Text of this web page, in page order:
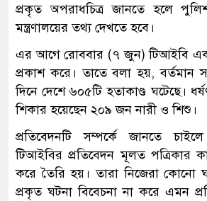
প্রকৃত অপরাধচিত্র জানতে হলে পুলিশ
মন্ত্রণালয়ের তথ্য দেখতে হবে।
এর আগে রোববার (৭ জুন) টিআইবি এক
প্রকাশ করে। তাতে বলা হয়, বর্তমান
দিনে দেশে ৬০৫টি হতাকাণ্ড ঘটেছে।
শিকার হয়েছেন ২০৯ জন নারী ও শিশু।
প্রতিবেদনটি সম্পর্কে জানতে চাইলে
টিআইবির প্রতিবেদন মূলত পত্রিকার
করে তৈরি হয়। তারা নিজেরা কোনো
প্রকৃত ঘটনা বিবেচনা না করে এমন